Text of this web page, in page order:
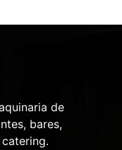
de
bares,